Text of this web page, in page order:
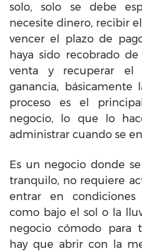
solo, solo se debe
necesite dinero, recibir
vencer el plazo de
haya sido recobrado
venta y recuperar el
ganancia, básicamente
proceso es el
negocio, lo que lo
administrar cuando se
Es un negocio donde
tranquilo, no requiere
entrar en condiciones
como bajo el sol o la
negocio cómodo para
hay que abrir con la